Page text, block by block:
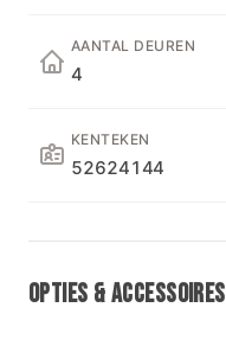
AANTAL DEUREN
4
KENTEKEN
52624144
OPTIES & ACCESSOIRES